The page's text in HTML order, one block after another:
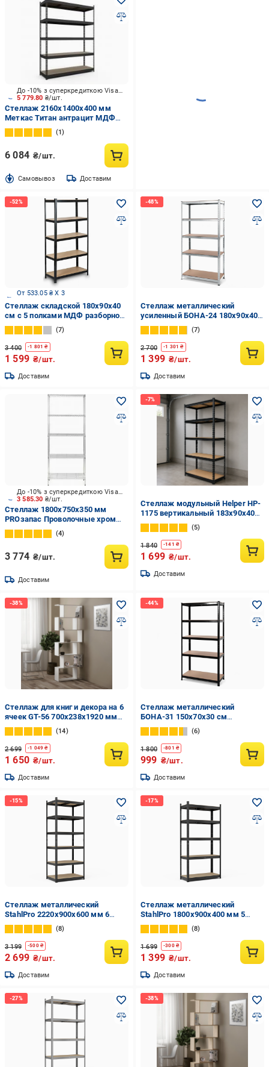
5 779.80 ₴/шт.
До -10% з суперкредиткою Visa Вигода
Стеллаж 2160x1400x400 мм
Меткас Титан антрацит МДФ
полки 5 шт. крашенный
1
6 084 ₴/шт.
Cамовывоз Доставим
От 533.05 ₴ X 3
Стеллаж cкладской 180х90х40
см с 5 полками МДФ разборной
металлический Siker Черный
7
3 400 -1 801 ₴
1 599 ₴/шт.
Доставим
Стеллаж металлический
усиленный БОНА-24 180х90х40
см 5 полок МДФ 5 мм Цинк
(17711279)
7
2 700 -1 301 ₴
1 399 ₴/шт.
Доставим
3 585.30 ₴/шт.
До -10% з суперкредиткою Visa Вигода
Стеллаж 1800x750x350 мм
PROзапас Проволочные хром
металл полки 5 шт.
хромированный
4
3 774 ₴/шт.
Доставим
Стеллаж модульный Helper HP-
1175 вертикальный 183х90х40
см до 875 кр. 5 полок
5
1 840 -141 ₴
1 699 ₴/шт.
Доставим
Стеллаж для книг и декора на 6
ячеек GT-56 700х238х1920 мм
Белый
14
2 699 -1 049 ₴
1 650 ₴/шт.
Доставим
Стеллаж металлический
БОНА-31 150х70х30 см
окрашенный на 5 полок с МДФ
Черный (31)
6
1 800 -801 ₴
999 ₴/шт.
Доставим
Стеллаж металлический
StahlPro 2220x900x600 мм 6
полок МДФ Черный
8
3 199 -500₴
2 699 ₴/шт.
Доставим
Стеллаж металлический
StahlPro 1800x900x400 мм 5
полок МДФ Черный
8
1 699 -300₴
1 399 ₴/шт.
Доставим